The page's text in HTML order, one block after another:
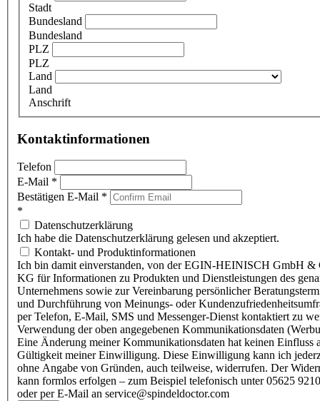
Stadt
Bundesland
Bundesland
PLZ
PLZ
Land
Land
Anschrift
Kontaktinformationen
Telefon
E-Mail *
Bestätigen E-Mail *
*
Datenschutzerklärung
Ich habe die Datenschutzerklärung gelesen und akzeptiert.
Kontakt- und Produktinformationen
Ich bin damit einverstanden, von der EGIN-HEINISCH GmbH &
KG für Informationen zu Produkten und Dienstleistungen des
Unternehmens sowie zur Vereinbarung persönlicher
und Durchführung von Meinungs- oder
per Telefon, E-Mail, SMS und Messenger-Dienst kontaktiert zu
Verwendung der oben angegebenen Kommunikationsdaten
Eine Änderung meiner Kommunikationsdaten hat keinen Einfluss
Gültigkeit meiner Einwilligung. Diese Einwilligung kann ich
ohne Angabe von Gründen, auch teilweise, widerrufen. Der
kann formlos erfolgen – zum Beispiel telefonisch unter 05625
oder per E-Mail an service@spindeldoctor.com